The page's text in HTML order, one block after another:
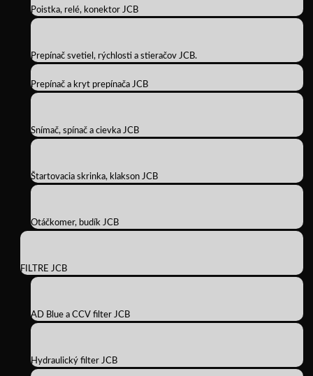
Poistka, relé, konektor JCB
Prepínač svetiel, rýchlosti a stieračov JCB.
Prepínač a kryt prepínača JCB
Snímač, spínač a cievka JCB
Štartovacia skrinka, klakson JCB
Otáčkomer, budík JCB
FILTRE JCB
AD Blue a CCV filter JCB
Hydraulický filter JCB